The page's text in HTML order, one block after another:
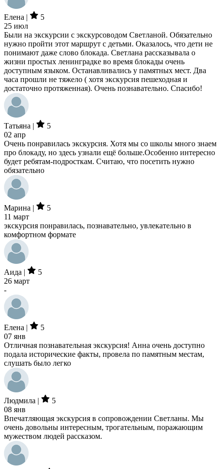
Елена |
5
25 июл
Были на экскурсии с экскурсоводом Светланой. Обязательно
нужно пройти этот маршрут с детьми. Оказалось, что дети не
понимают даже слово блокада. Светлана рассказывала о
жизни простых ленинградке во время блокады очень
доступным языком. Останавливались у памятных мест. Два
часа прошли не тяжело ( хотя экскурсия пешеходная и
достаточно протяженная). Очень познавательно. Спасибо!
Татьяна |
5
02 апр
Очень понравилась экскурсия. Хотя мы со школы много знаем
про блокаду, но здесь узнали ещё больше.Особенно интересно
будет ребятам-подросткам. Считаю, что посетить нужно
обязательно
Марина |
5
11 март
экскурсия понравилась, познавательно, увлекательно в
комфортном формате
Аида |
5
26 март
-
Елена |
5
07 янв
Отличная познавательная экскурсия! Анна очень доступно
подала исторические факты, провела по памятным местам,
слушать было легко
Людмила |
5
08 янв
Впечатляющая экскурсия в сопровождении Светланы. Мы
очень довольны интересным, трогательным, поражающим
мужеством людей рассказом.